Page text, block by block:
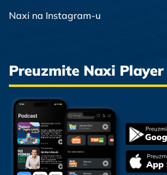
Naxi na Instagram-u
Preuzmite Naxi